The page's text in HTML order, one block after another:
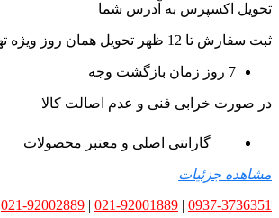
تحویل اکسپرس به آدرس شما
ثبت سفارش تا 12 ظهر تحویل همان روز ویژه تهران
7 روز زمان بازگشت وجه
در صورت خرابی فنی و عدم اصالت کالا
گارانتی اصلی و معتبر محصولات
مشاهده جزئیات
0937-3736351
|
021-92001889
|
021-92002889